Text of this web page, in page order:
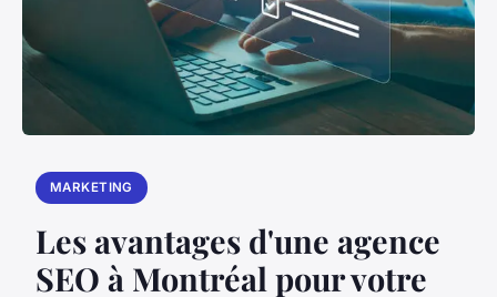
MARKETING
Les avantages d'une agence
SEO à Montréal pour votre